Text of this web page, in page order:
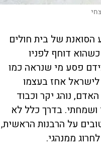
של בית חולים
כשהוא דוחף לפניו
פסע מי שנראה כמו
אחז בעצמו
נוהג יקר וכבוד
בדרך כלל לא
על הרבנות הראשית,
ממנהגי.